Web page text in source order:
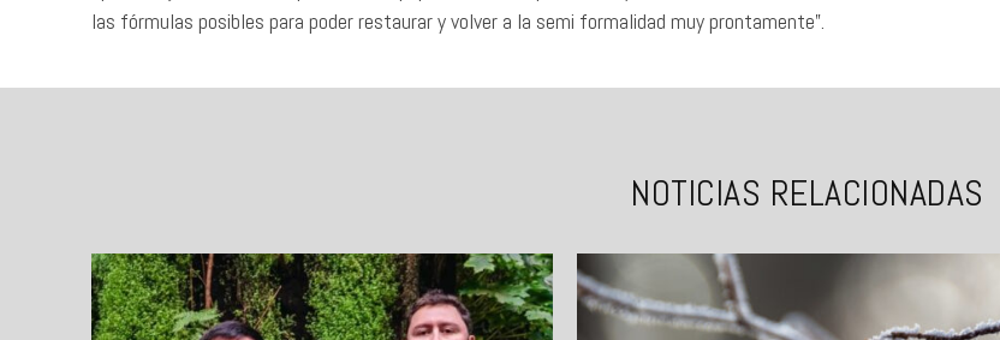
las fórmulas posibles para poder restaurar y volver a la semi formalidad muy prontamente”.
NOTICIAS RELACIONADAS